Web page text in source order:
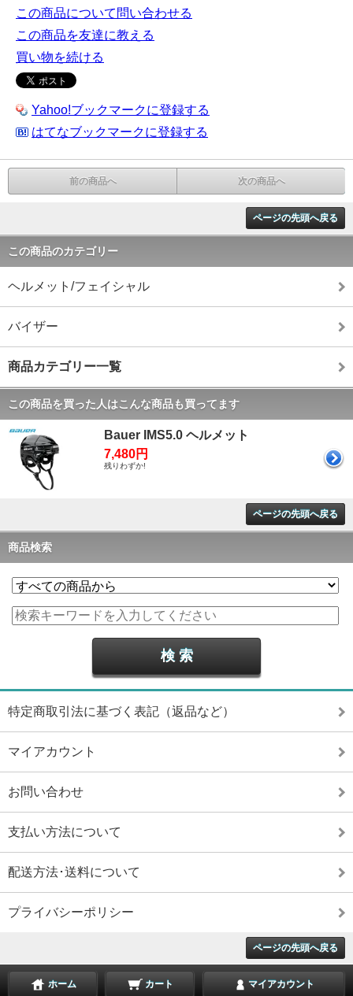
この商品について問い合わせる
この商品を友達に教える
買い物を続ける
Yahoo!ブックマークに登録する
はてなブックマークに登録する
前の商品へ 次の商品へ
ページの先頭へ戻る
この商品のカテゴリー
ヘルメット/フェイシャル
バイザー
商品カテゴリー一覧
この商品を買った人はこんな商品も買ってます
Bauer IMS5.0 ヘルメット
7,480円
残りわずか!
ページの先頭へ戻る
商品検索
特定商取引法に基づく表記（返品など）
マイアカウント
お問い合わせ
支払い方法について
配送方法･送料について
プライバシーポリシー
ページの先頭へ戻る
ホーム カート マイアカウント